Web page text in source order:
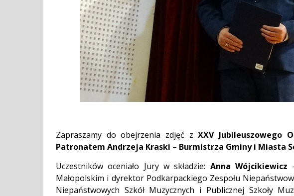
Zapraszamy do obejrzenia zdjęć zXXV Jubileuszowego
Patronatem Andrzeja Kraski – Burmistrza Gminy i Miasta
Uczestników oceniało Jury w składzie: Anna Wójcikiewicz
Małopolskim i dyrektor Podkarpackiego Zespołu
Niepaństwowych Szkół Muzycznych i Publicznej Szkoły